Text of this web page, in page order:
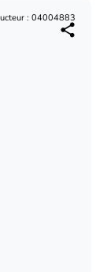
: 04004883